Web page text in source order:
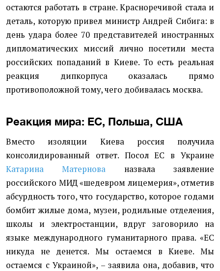
остаются работать в стране. Красноречивой стала и
деталь, которую привел министр Андрей Сибига: в
день удара более 70 представителей иностранных
дипломатических миссий лично посетили места
российских попаданий в Киеве. То есть реальная
реакция дипкорпуса оказалась прямо
противоположной тому, чего добивалась москва.
Реакция мира: ЕС, Польша, США
Вместо изоляции Киева россия получила
консолидированный ответ. Посол ЕС в Украине
Катарина Матернова назвала заявление
российского МИД «шедевром лицемерия», отметив
абсурдность того, что государство, которое годами
бомбит жилые дома, музеи, родильные отделения,
школы и электростанции, вдруг заговорило на
языке международного гуманитарного права. «ЕС
никуда не денется. Мы остаемся в Киеве. Мы
остаемся с Украиной», – заявила она, добавив, что